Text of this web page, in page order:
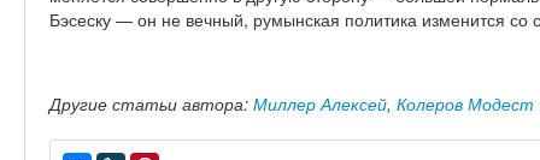
Бэсеску — он не вечный, румынская политика изменится со
Другие статьи автора: Миллер Алексей, Колеров Модест